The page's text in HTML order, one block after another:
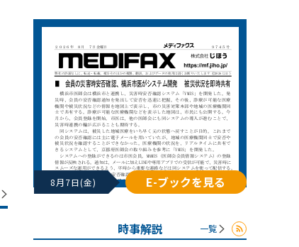
8月7日(金) E-ブックを見る
時事解説 一覧